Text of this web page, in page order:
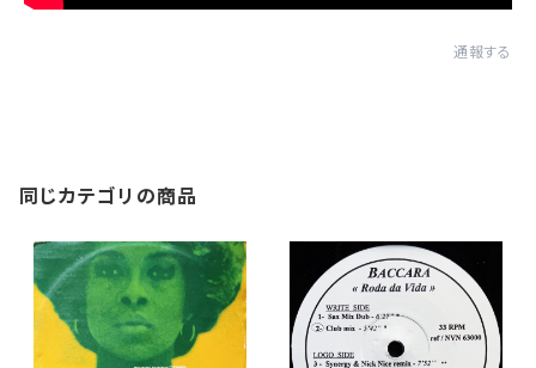
通報する
同じカテゴリの商品